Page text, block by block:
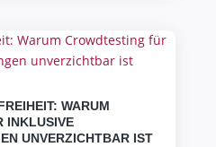
WARUM
INKLUSIVE
UNVERZICHTBAR IST